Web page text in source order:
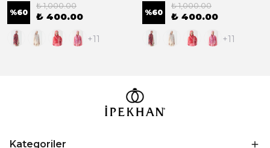
%60
₺ 1,000.00
₺ 400.00
+11
%60
₺ 1,000.00
₺ 400.00
+11
Kategoriler